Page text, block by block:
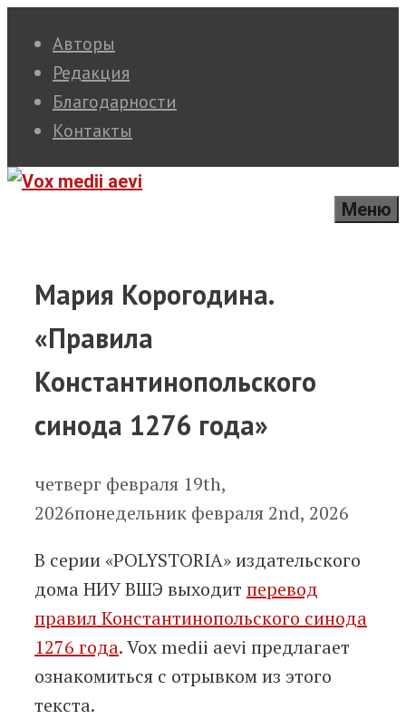
содержимому
Авторы
Редакция
Благодарности
Контакты
Меню
Мария Корогодина.
«Правила
Константинопольского
синода 1276 года»
четверг февраля 19th,
2026понедельник февраля 2nd, 2026
В серии «POLYSTORIA» издательского
дома НИУ ВШЭ выходит перевод
правил Константинопольского синода
1276 года. Vox medii aevi предлагает
ознакомиться с отрывком из этого
текста.